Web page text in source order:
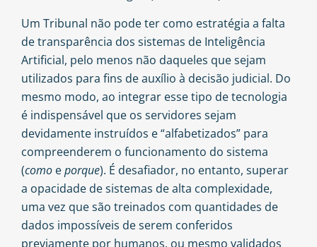
Um Tribunal não pode ter como estratégia a falta
de transparência dos sistemas de Inteligência
Artificial, pelo menos não daqueles que sejam
utilizados para fins de auxílio à decisão judicial. Do
mesmo modo, ao integrar esse tipo de tecnologia
é indispensável que os servidores sejam
devidamente instruídos e “alfabetizados” para
compreenderem o funcionamento do sistema
(como eporque). É desafiador, no entanto, superar
a opacidade de sistemas de alta complexidade,
uma vez que são treinados com quantidades de
dados impossíveis de serem conferidos
previamente por humanos, ou mesmo validados